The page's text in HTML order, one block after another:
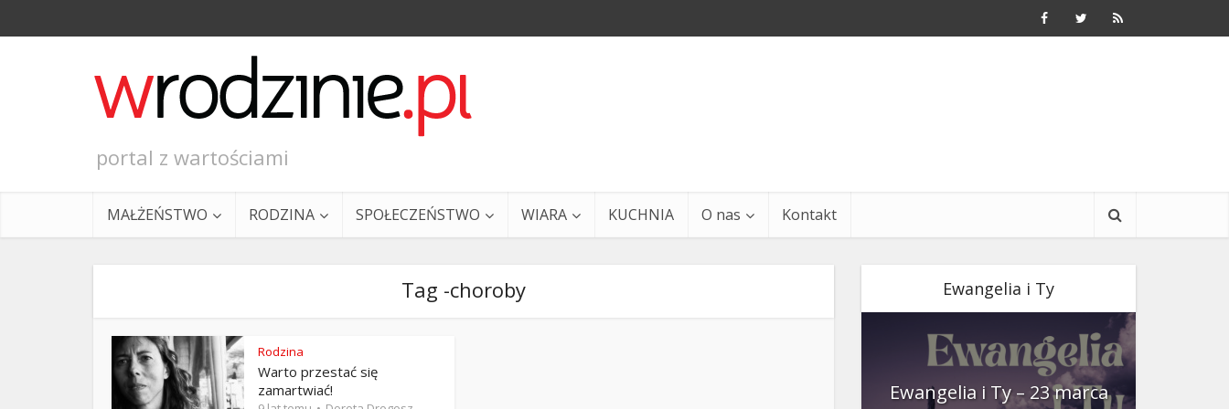
portal z wartościami
MAŁŻEŃSTWO RODZINA SPOŁECZEŃSTWO WIARA KUCHNIA O nas Kontakt
Tag -choroby
Rodzina
Warto przestać się
zamartwiać!
Ewangelia i Ty
Ewangelia i Ty – 23 marca